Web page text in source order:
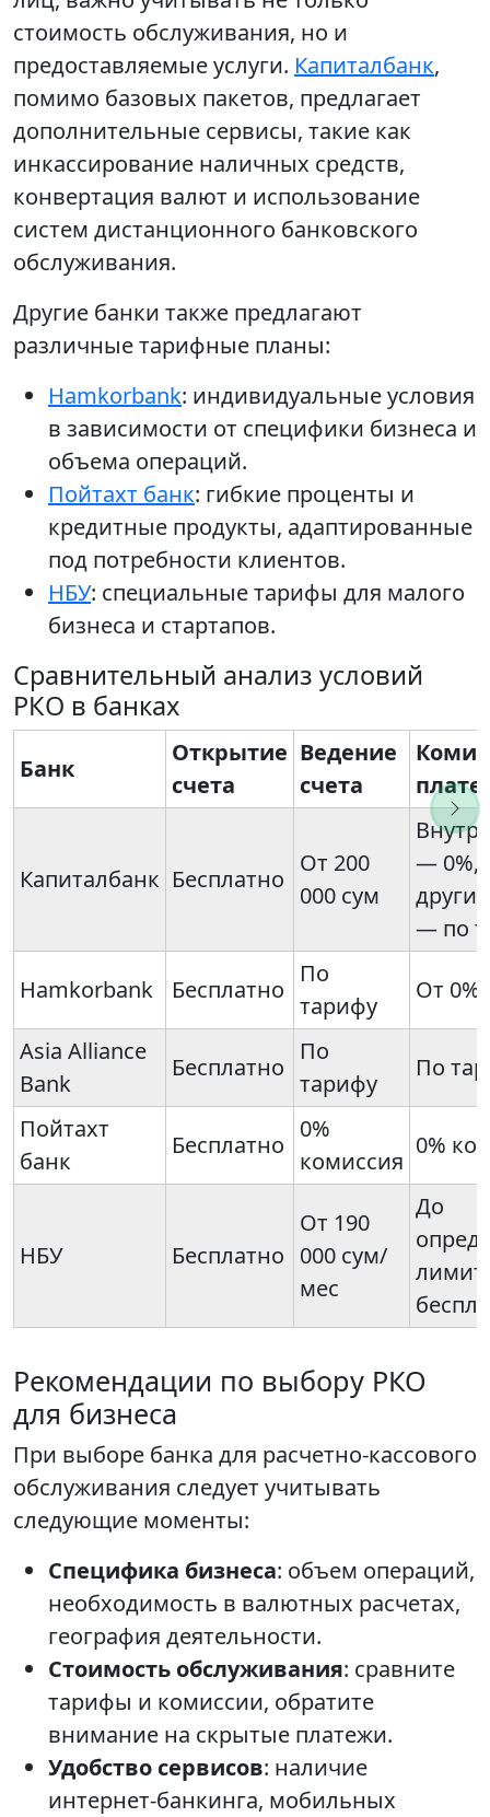
стоимость обслуживания, но и
предоставляемые услуги. Капиталбанк,
помимо базовых пакетов, предлагает
дополнительные сервисы, такие как
инкассирование наличных средств,
конвертация валют и использование
систем дистанционного банковского
обслуживания.
Другие банки также предлагают
различные тарифные планы:
Hamkorbank: индивидуальные условия
в зависимости от специфики бизнеса и
объема операций.
Пойтахт банк: гибкие проценты и
кредитные продукты, адаптированные
под потребности клиентов.
НБУ: специальные тарифы для малого
бизнеса и стартапов.
Сравнительный анализ условий
РКО в банках
Банк
Открытие
счета
Ведение
счета
Капиталбанк Бесплатно
От 200
000 сум
— 0%,
— по
Hamkorbank Бесплатно
По
тарифу
От 0%
Asia Alliance
Bank
Бесплатно
По
тарифу
По
Пойтахт
банк
Бесплатно
0%
комиссия
0%
НБУ Бесплатно
От 190
000 сум/
мес
До
Рекомендации по выбору РКО
для бизнеса
При выборе банка для расчетно-кассового
обслуживания следует учитывать
следующие моменты:
Специфика бизнеса: объем операций,
необходимость в валютных расчетах,
география деятельности.
Стоимость обслуживания: сравните
тарифы и комиссии, обратите
внимание на скрытые платежи.
Удобство сервисов: наличие
интернет-банкинга, мобильных